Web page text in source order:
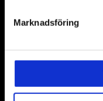
Marknadsföring